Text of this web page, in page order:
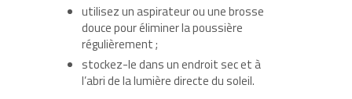
utilisez un aspirateur ou une brosse
douce pour éliminer la poussière
régulièrement ;
stockez-le dans un endroit sec et à
l’abri de la lumière directe du soleil.